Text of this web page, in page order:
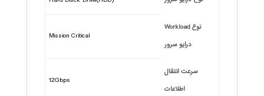
نوع Workload
درایو سرور
Mission Critical
سرعت انتقال
اطلاعات
12Gbps